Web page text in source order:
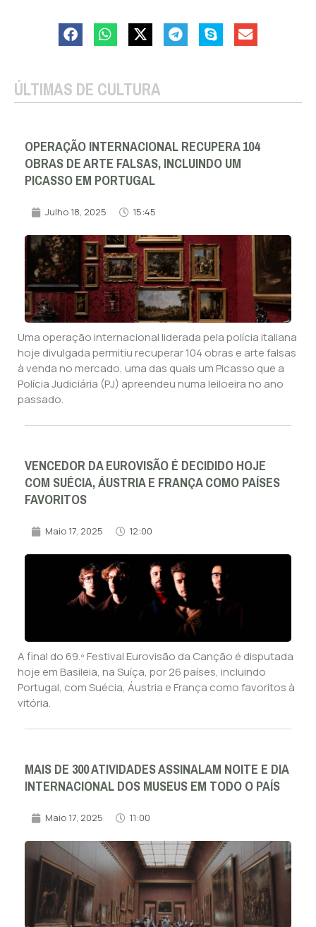
ÚLTIMAS DE CULTURA
OPERAÇÃO INTERNACIONAL RECUPERA 104
OBRAS DE ARTE FALSAS, INCLUINDO UM
PICASSO EM PORTUGAL
Julho 18, 2025 15:45
Uma operação internacional liderada pela polícia italiana
hoje divulgada permitiu recuperar 104 obras e arte falsas
à venda no mercado, uma das quais um Picasso que a
Polícia Judiciária (PJ) apreendeu numa leiloeira no ano
passado.
VENCEDOR DA EUROVISÃO É DECIDIDO HOJE
COM SUÉCIA, ÁUSTRIA E FRANÇA COMO PAÍSES
FAVORITOS
Maio 17, 2025 12:00
A final do 69.º Festival Eurovisão da Canção é disputada
hoje em Basileia, na Suíça, por 26 países, incluindo
Portugal, com Suécia, Áustria e França como favoritos à
vitória.
MAIS DE 300 ATIVIDADES ASSINALAM NOITE E DIA
INTERNACIONAL DOS MUSEUS EM TODO O PAÍS
Maio 17, 2025 11:00